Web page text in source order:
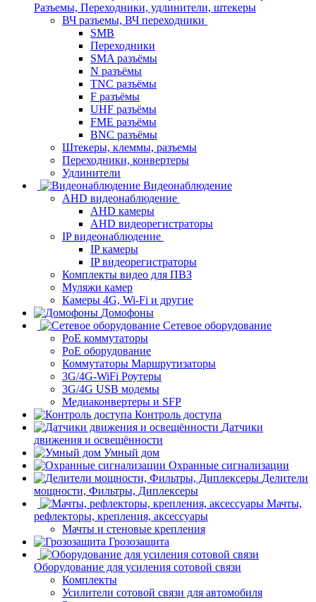
Разъемы, Переходники, удлинители, штекеры
ВЧ разъемы, ВЧ переходники
SMB
Переходники
SMA разъёмы
N разъёмы
TNC разъёмы
F разъёмы
UHF разъёмы
FME разъёмы
BNC разъёмы
Штекеры, клеммы, разъемы
Переходники, конвертеры
Удлинители
Видеонаблюдение
AHD видеонаблюдение
AHD камеры
AHD видеорегистраторы
IP видеонаблюдение
IP камеры
IP видеорегистраторы
Комплекты видео для ПВЗ
Муляжи камер
Камеры 4G, Wi-Fi и другие
Домофоны
Сетевое оборудование
PoE коммутаторы
PoE оборудование
Коммутаторы Маршрутизаторы
3G/4G-WiFi Роутеры
3G/4G USB модемы
Медиаконвертеры и SFP
Контроль доступа
Датчики
движения и освещённости
Умный дом
Охранные сигнализации
Делители
мощности, Фильтры, Диплексеры
Мачты,
рефлекторы, крепления, аксессуары
Мачты и стеновые крепления
Грозозащита
Оборудование для усиления сотовой связи
Комплекты
Усилители сотовой связи для автомобиля